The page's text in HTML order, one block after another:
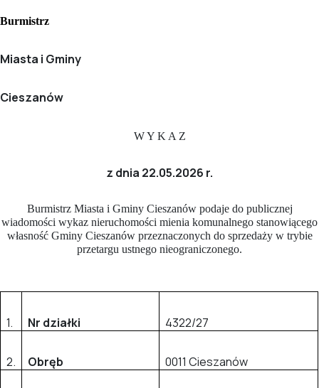
Burmistrz
Miasta i Gminy
Cieszanów
W Y K A Z
z dnia 22.05.2026 r.
Burmistrz Miasta i Gminy Cieszanów podaje do publicznej
wiadomości wykaz nieruchomości mienia komunalnego stanowiącego
własność Gminy Cieszanów przeznaczonych do sprzedaży w trybie
przetargu ustnego nieograniczonego.
1. Nr działki 4322/27
2. Obręb 0011 Cieszanów